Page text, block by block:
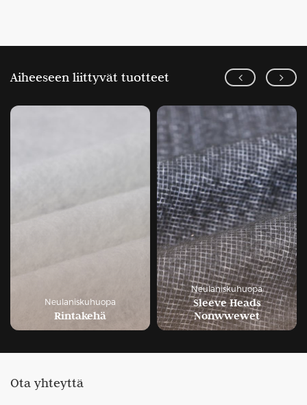
Aiheeseen liittyvät tuotteet
Sleeve Heads
Nonwwewet
Neulaniskuhuopa
Huopaa
Ota yhteyttä